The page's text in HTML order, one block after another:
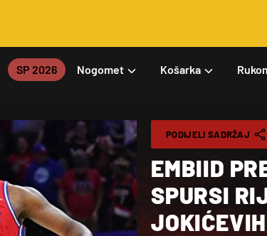
SP 2026 Nogomet Košarka
PODIJELI SADRŽAJ
EMBIID
SPURSI